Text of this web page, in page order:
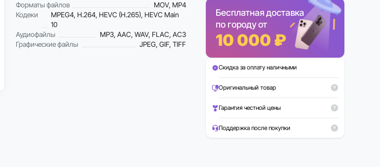
Форматы файлов
MOV, MP4
Кодеки
MPEG4, H.264, HEVC (H.265), HEVC Main
10
Аудиофайлы
MP3, AAC, WAV, FLAC, AC3
Графические файлы
JPEG, GIF, TIFF
Бесплатная доставка
по городу от
10 000 ₽
Скидка за оплату наличными
Оригинальный товар
Гарантия честной цены
Поддержка после покупки